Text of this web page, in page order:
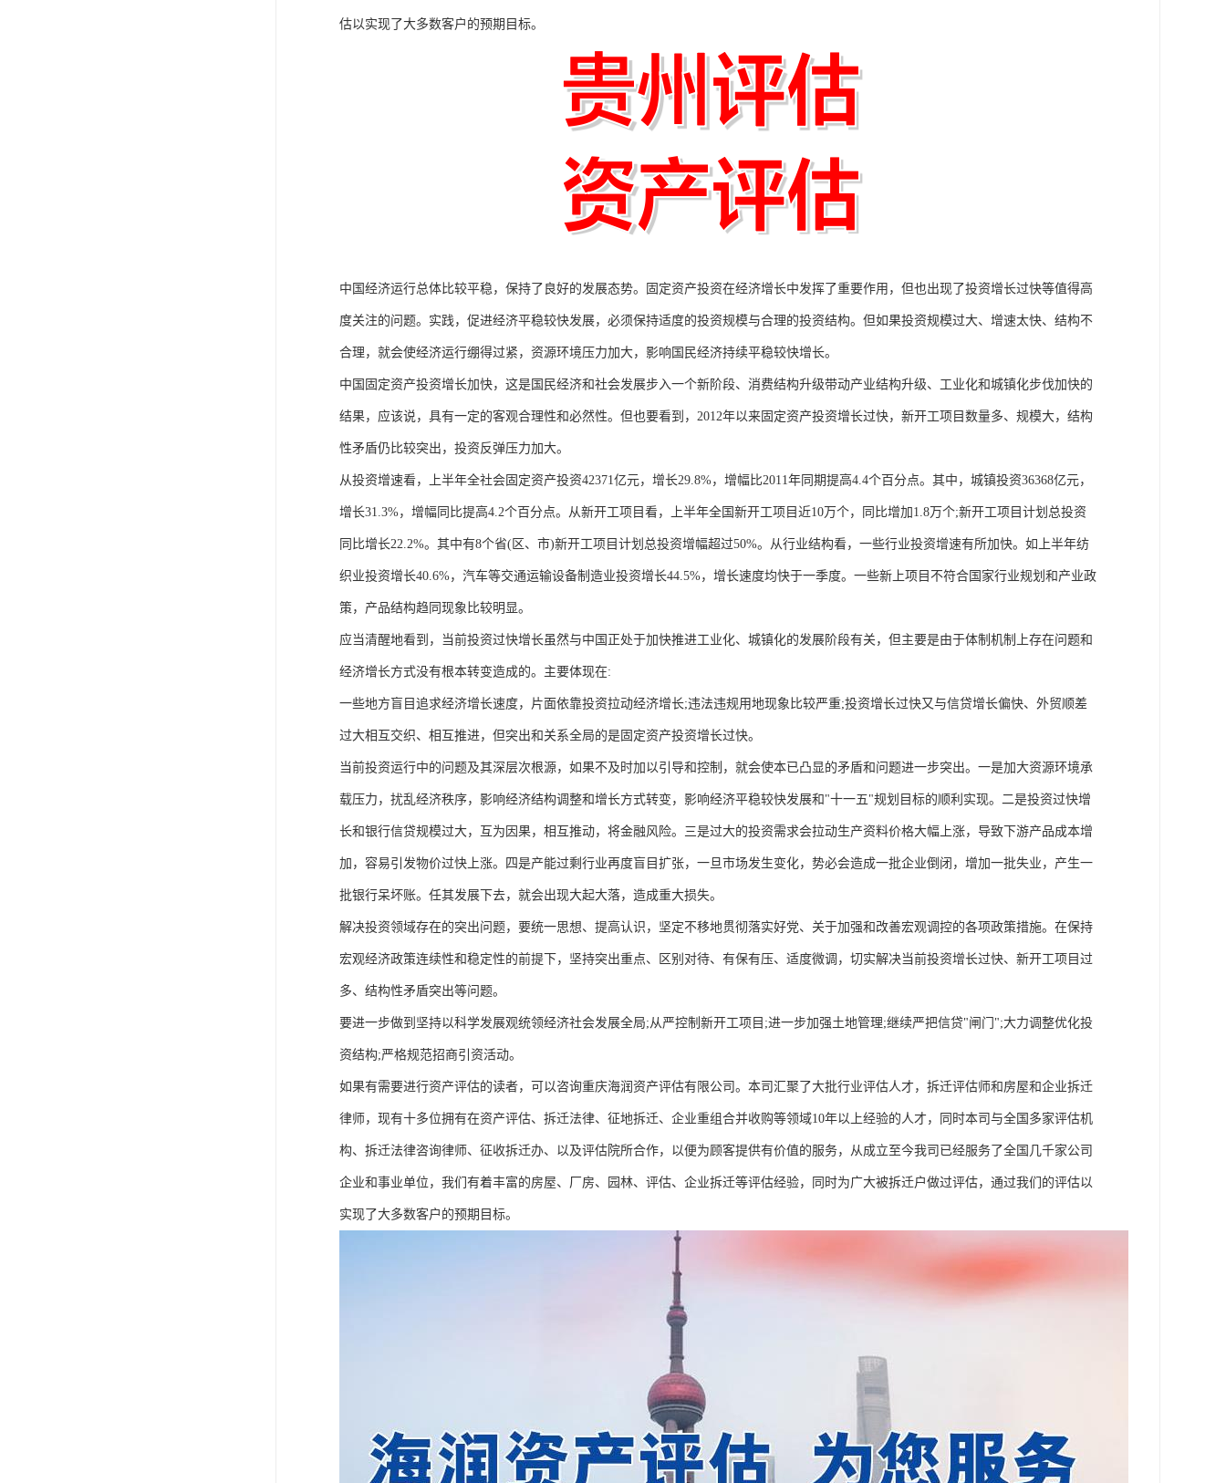
估以实现了大多数客户的预期目标。
中国经济运行总体比较平稳，保持了良好的发展态势。固定资产投资在经济增长中发挥了重要作用，但也出现了投资增长过快等值得高
度关注的问题。实践，促进经济平稳较快发展，必须保持适度的投资规模与合理的投资结构。但如果投资规模过大、增速太快、结构不
合理，就会使经济运行绷得过紧，资源环境压力加大，影响国民经济持续平稳较快增长。
中国固定资产投资增长加快，这是国民经济和社会发展步入一个新阶段、消费结构升级带动产业结构升级、工业化和城镇化步伐加快的
结果，应该说，具有一定的客观合理性和必然性。但也要看到，2012年以来固定资产投资增长过快，新开工项目数量多、规模大，结构
性矛盾仍比较突出，投资反弹压力加大。
从投资增速看，上半年全社会固定资产投资42371亿元，增长29.8%，增幅比2011年同期提高4.4个百分点。其中，城镇投资36368亿元，
增长31.3%，增幅同比提高4.2个百分点。从新开工项目看，上半年全国新开工项目近10万个，同比增加1.8万个;新开工项目计划总投资
同比增长22.2%。其中有8个省(区、市)新开工项目计划总投资增幅超过50%。从行业结构看，一些行业投资增速有所加快。如上半年纺
织业投资增长40.6%，汽车等交通运输设备制造业投资增长44.5%，增长速度均快于一季度。一些新上项目不符合国家行业规划和产业政
策，产品结构趋同现象比较明显。
应当清醒地看到，当前投资过快增长虽然与中国正处于加快推进工业化、城镇化的发展阶段有关，但主要是由于体制机制上存在问题和
经济增长方式没有根本转变造成的。主要体现在:
一些地方盲目追求经济增长速度，片面依靠投资拉动经济增长;违法违规用地现象比较严重;投资增长过快又与信贷增长偏快、外贸顺差
过大相互交织、相互推进，但突出和关系全局的是固定资产投资增长过快。
当前投资运行中的问题及其深层次根源，如果不及时加以引导和控制，就会使本已凸显的矛盾和问题进一步突出。一是加大资源环境承
载压力，扰乱经济秩序，影响经济结构调整和增长方式转变，影响经济平稳较快发展和"十一五"规划目标的顺利实现。二是投资过快增
长和银行信贷规模过大，互为因果，相互推动，将金融风险。三是过大的投资需求会拉动生产资料价格大幅上涨，导致下游产品成本增
加，容易引发物价过快上涨。四是产能过剩行业再度盲目扩张，一旦市场发生变化，势必会造成一批企业倒闭，增加一批失业，产生一
批银行呆坏账。任其发展下去，就会出现大起大落，造成重大损失。
解决投资领域存在的突出问题，要统一思想、提高认识，坚定不移地贯彻落实好党、关于加强和改善宏观调控的各项政策措施。在保持
宏观经济政策连续性和稳定性的前提下，坚持突出重点、区别对待、有保有压、适度微调，切实解决当前投资增长过快、新开工项目过
多、结构性矛盾突出等问题。
要进一步做到坚持以科学发展观统领经济社会发展全局;从严控制新开工项目;进一步加强土地管理;继续严把信贷"闸门";大力调整优化投
资结构;严格规范招商引资活动。
如果有需要进行资产评估的读者，可以咨询重庆海润资产评估有限公司。本司汇聚了大批行业评估人才，拆迁评估师和房屋和企业拆迁
律师，现有十多位拥有在资产评估、拆迁法律、征地拆迁、企业重组合并收购等领域10年以上经验的人才，同时本司与全国多家评估机
构、拆迁法律咨询律师、征收拆迁办、以及评估院所合作，以便为顾客提供有价值的服务，从成立至今我司已经服务了全国几千家公司
企业和事业单位，我们有着丰富的房屋、厂房、园林、评估、企业拆迁等评估经验，同时为广大被拆迁户做过评估，通过我们的评估以
实现了大多数客户的预期目标。